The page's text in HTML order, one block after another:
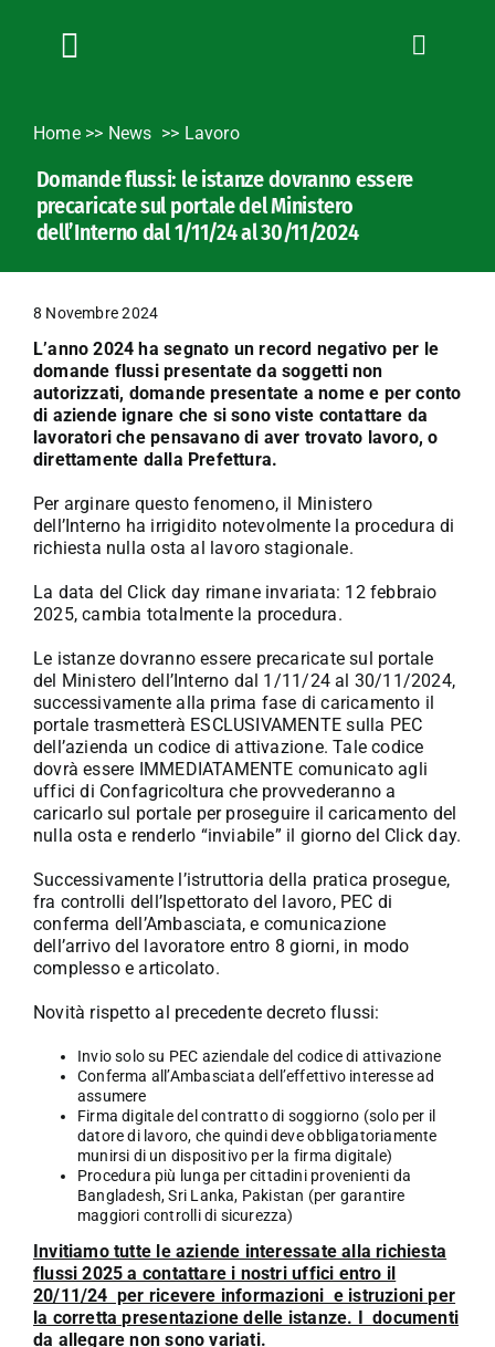
Toggle
News
Bandi
Convenzioni
L’Agricoltore cuneese
Fotogallery
Lavora con noi
Contatti
Home>> News Lavoro
Domande flussi: le istanze dovranno essere
precaricate sul portale del Ministero
dell’Interno dal 1/11/24 al 30/11/2024
8 Novembre 2024
L’anno 2024 ha segnato un record negativo per le
domande flussi presentate da soggetti non
autorizzati, domande presentate a nome e per conto
di aziende ignare che si sono viste contattare da
lavoratori che pensavano di aver trovato lavoro, o
direttamente dalla Prefettura.
Per arginare questo fenomeno, il Ministero
dell’Interno ha irrigidito notevolmente la procedura di
richiesta nulla osta al lavoro stagionale.
La data del Click day rimane invariata: 12 febbraio
2025, cambia totalmente la procedura.
Le istanze dovranno essere precaricate sul portale
del Ministero dell’Interno dal 1/11/24 al 30/11/2024,
successivamente alla prima fase di caricamento il
portale trasmetterà ESCLUSIVAMENTE sulla PEC
dell’azienda un codice di attivazione. Tale codice
dovrà essere IMMEDIATAMENTE comunicato agli
uffici di Confagricoltura che provvederanno a
caricarlo sul portale per proseguire il caricamento del
nulla osta e renderlo “inviabile” il giorno del Click day.
Successivamente l’istruttoria della pratica prosegue,
fra controlli dell’Ispettorato del lavoro, PEC di
conferma dell’Ambasciata, e comunicazione
dell’arrivo del lavoratore entro 8 giorni, in modo
complesso e articolato.
Novità rispetto al precedente decreto flussi:
Invio solo su PEC aziendale del codice di attivazione
Conferma all’Ambasciata dell’effettivo interesse ad
assumere
Firma digitale del contratto di soggiorno (solo per il
datore di lavoro, che quindi deve obbligatoriamente
munirsi di un dispositivo per la firma digitale)
Procedura più lunga per cittadini provenienti da
Bangladesh, Sri Lanka, Pakistan (per garantire
maggiori controlli di sicurezza)
Invitiamo tutte le aziende interessate alla richiesta
flussi 2025 a contattare i nostri uffici entro il
20/11/24 per ricevere informazioni e istruzioni per
la corretta presentazione delle istanze. I
documenti
da allegare non sono variati.